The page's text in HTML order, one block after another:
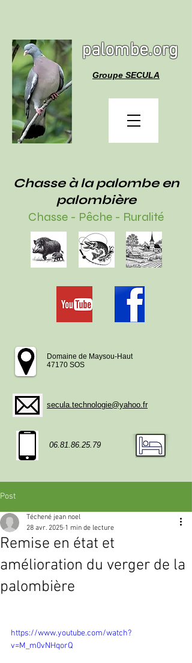
palombe.org
Groupe SECULA
Chasse à la palombe en
palombière
Chasse - Pêche - Ruralité
Domaine de Maysou-Haut
47170 SOS
secula.technologie@yahoo.fr
06.81.86.25.79
Post
Remise en état et
amélioration du verger de la
palombière
Téchené jean noel
28 avr. 2025 1 min de lecture
https://www.youtube.com/watch?
v=M_m0vNHqorQ